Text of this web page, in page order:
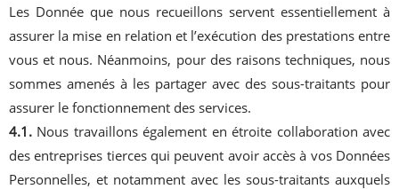
Les Donnée que nous recueillons servent essentiellement à
assurer la mise en relation et l’exécution des prestations entre
vous et nous. Néanmoins, pour des raisons techniques, nous
sommes amenés à les partager avec des sous-traitants pour
assurer le fonctionnement des services.
4.1. Nous travaillons également en étroite collaboration avec
des entreprises tierces qui peuvent avoir accès à vos Données
Personnelles, et notamment avec les sous-traitants auxquels